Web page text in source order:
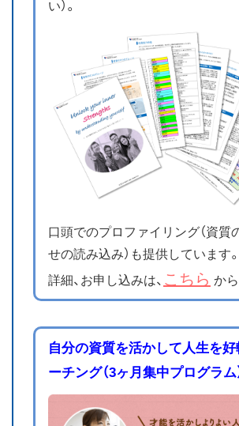
い）。
口頭でのプロファイリング（資質
せの読み込み）も提供しています。
詳細、お申し込みは、 こちら から
自分の資質を活かして人生を
ーチング（3ヶ月集中プログラム